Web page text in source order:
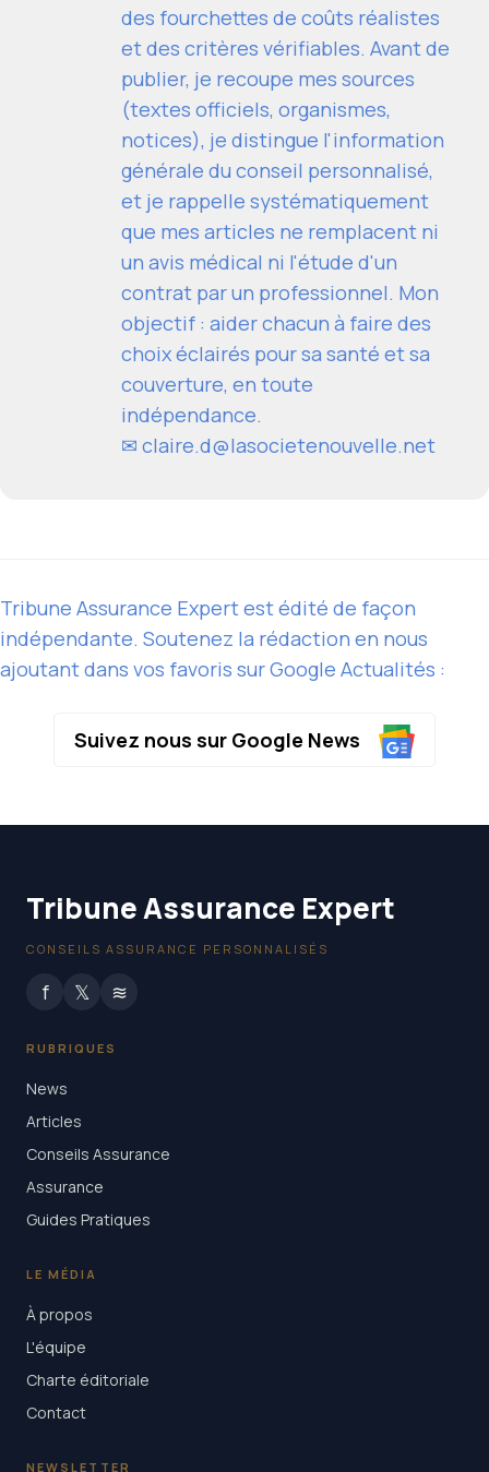
des fourchettes de coûts réalistes
et des critères vérifiables. Avant de
publier, je recoupe mes sources
(textes officiels, organismes,
notices), je distingue l'information
générale du conseil personnalisé,
et je rappelle systématiquement
que mes articles ne remplacent ni
un avis médical ni l'étude d'un
contrat par un professionnel. Mon
objectif : aider chacun à faire des
choix éclairés pour sa santé et sa
couverture, en toute
indépendance.
✉ claire.d@lasocietenouvelle.net
Tribune Assurance Expert est édité de façon
indépendante. Soutenez la rédaction en nous
ajoutant dans vos favoris sur Google Actualités :
Suivez nous sur Google News
Tribune Assurance Expert
CONSEILS ASSURANCE PERSONNALISÉS
f 𝕏 ≋
RUBRIQUES
News
Articles
Conseils Assurance
Assurance
Guides Pratiques
LE MÉDIA
À propos
L'équipe
Charte éditoriale
Contact
NEWSLETTER